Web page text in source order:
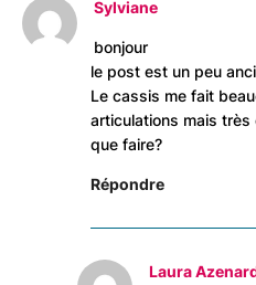
Sylviane
bonjour
le post est un peu
Le cassis me fait
articulations mais
que faire?
Répondre
Laura